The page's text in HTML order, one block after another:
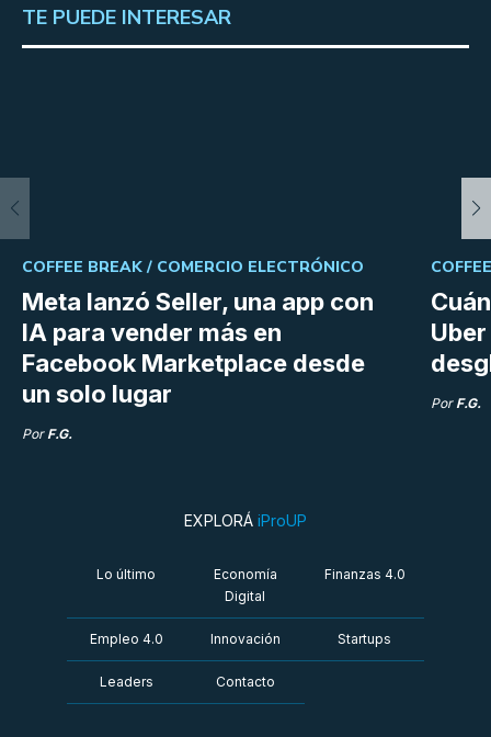
TE PUEDE INTERESAR
Meta lanzó Seller, una app con
IA para vender más en
Facebook Marketplace desde
un solo lugar
COFFEE BREAK / COMERCIO ELECTRÓNICO
Por F.G.
Por F.G.
EXPLORÁ iProUP
Lo último
Economía
Digital
Finanzas 4.0
Empleo 4.0 Innovación Startups
Leaders Contacto